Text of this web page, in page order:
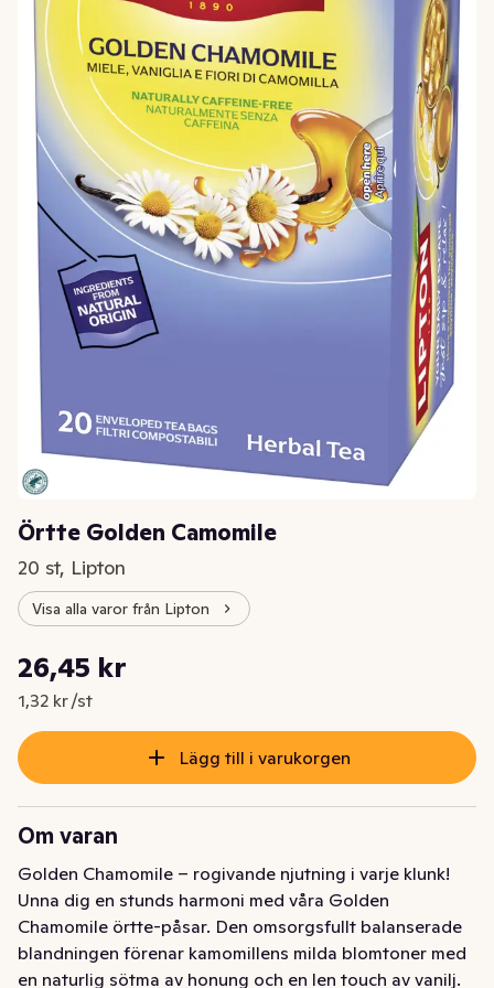
Örtte Golden Camomile
20 st, Lipton
Visa alla varor från Lipton
Nuvarande pris är: 26,45 kr
26,45 kr
1,32 kr /st
Styckpris: 1,32 kr /st
Lägg till i varukorgen
Om varan
Golden Chamomile – rogivande njutning i varje klunk!
Unna dig en stunds harmoni med våra Golden
Chamomile örtte-påsar. Den omsorgsfullt balanserade
blandningen förenar kamomillens milda blomtoner med
en naturlig sötma av honung och en len touch av vanilj.